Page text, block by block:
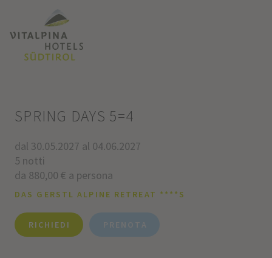
SPRING DAYS 5=4
dal 30.05.2027 al 04.06.2027
5 notti
da 880,00 € a persona
DAS GERSTL ALPINE RETREAT ****S
RICHIEDI PRENOTA